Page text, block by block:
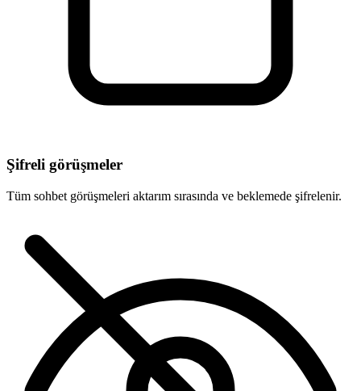
Şifreli görüşmeler
Tüm sohbet görüşmeleri aktarım sırasında ve beklemede şifrelenir.